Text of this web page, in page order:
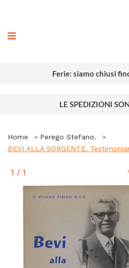
Ferie: siamo chiusi
LE SPEDIZIONI
Home
Perego Stefano.
BEVI ALLA SORGENTE.
1 / 1